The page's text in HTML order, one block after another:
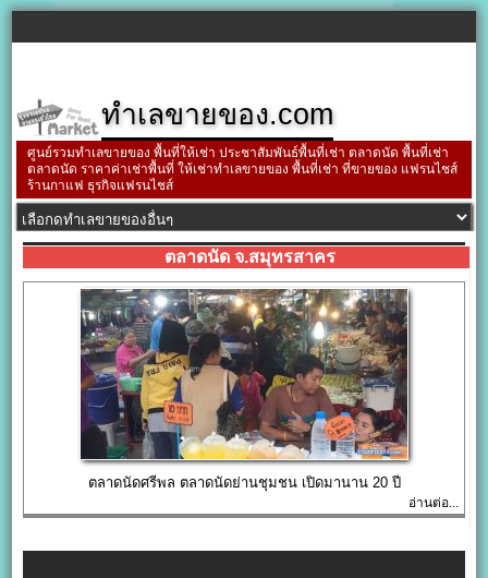
ทำเลขายของ.com
ศูนย์รวมทำเลขายของ พื้นที่ให้เช่า ประชาสัมพันธ์พื้นที่เช่า ตลาดนัด พื้นที่เช่า
ตลาดนัด ราคาค่าเช่าพื้นที่ ให้เช่าทำเลขายของ พื้นที่เช่า ที่ขายของ แฟรนไชส์
ร้านกาแฟ ธุรกิจแฟรนไชส์
ตลาดนัด จ.สมุทรสาคร
ตลาดนัดศรีพล ตลาดนัดย่านชุมชน เปิดมานาน 20 ปี
อ่านต่อ...